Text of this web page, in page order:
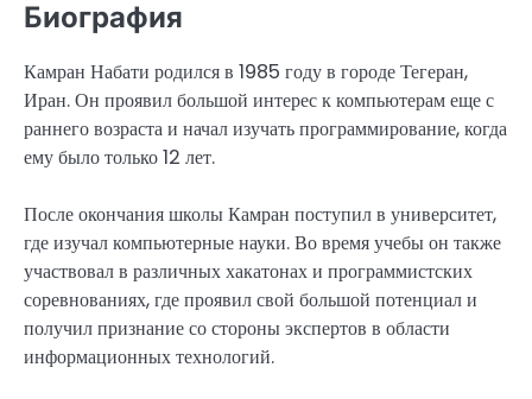
Биография
Камран Набати родился в 1985 году в городе Тегеран,
Иран. Он проявил большой интерес к компьютерам еще с
раннего возраста и начал изучать программирование, когда
ему было только 12 лет.
После окончания школы Камран поступил в университет,
где изучал компьютерные науки. Во время учебы он также
участвовал в различных хакатонах и программистских
соревнованиях, где проявил свой большой потенциал и
получил признание со стороны экспертов в области
информационных технологий.